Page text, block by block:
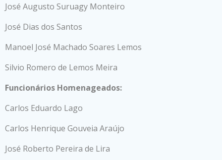
José Augusto Suruagy Monteiro
José Dias dos Santos
Manoel José Machado Soares Lemos
Silvio Romero de Lemos Meira
Funcionários Homenageados:
Carlos Eduardo Lago
Carlos Henrique Gouveia Araújo
José Roberto Pereira de Lira